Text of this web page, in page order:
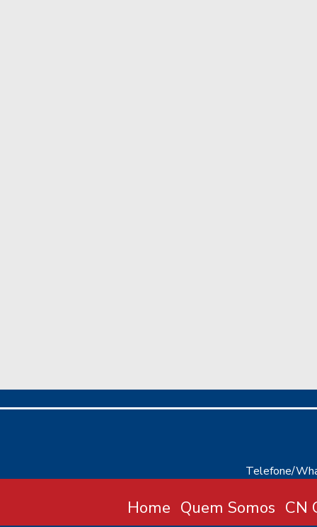
Telefone/
Home Quem Somos CN